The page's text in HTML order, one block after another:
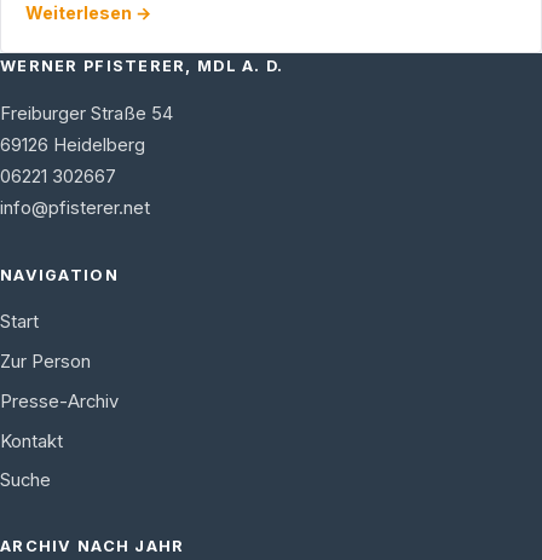
gesunken.
Weiterlesen →
WERNER PFISTERER, MDL A. D.
Freiburger Straße 54
69126 Heidelberg
06221 302667
info@pfisterer.net
NAVIGATION
Start
Zur Person
Presse-Archiv
Kontakt
Suche
ARCHIV NACH JAHR